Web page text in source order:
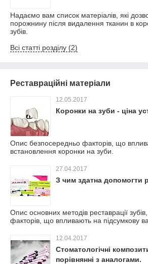
Надаємо вам список матеріалів, які
порожнину після видалення тканин в
зубів.
Всі статті розділу (2)
Реставраційні матеріали
12.05.2017
Коронки на зуби - ціна
Опис безпосередньо факторів, що
встановлення коронки на зуби.
27.04.2017
З чим здатна допомогти
Опис основних методів реставрації
факторів, що впливають на підсумкову
12.04.2017
Стоматологічні
порівнянні з аналогами.